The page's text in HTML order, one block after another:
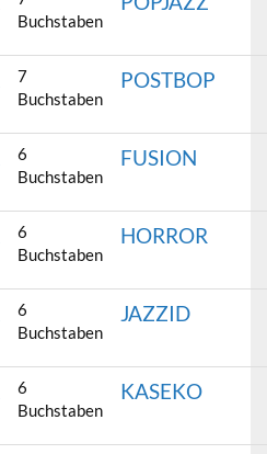
Buchstaben
7
Buchstaben
POSTBOP
6
Buchstaben
FUSION
6
Buchstaben
HORROR
6
Buchstaben
JAZZID
6
Buchstaben
KASEKO